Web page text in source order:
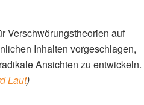
Verschwörungstheorien auf
Inhalten vorgeschlagen,
Ansichten zu entwickeln.
Laut)